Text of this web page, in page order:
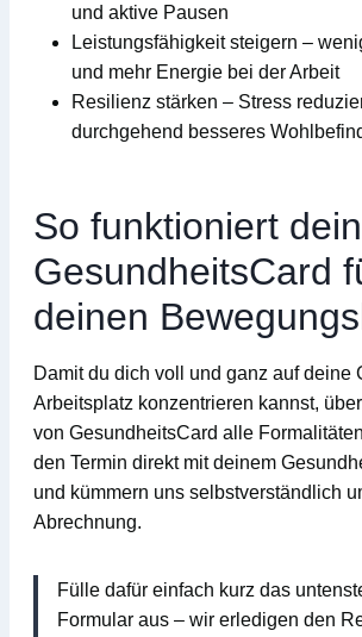
und aktive Pausen
Leistungsfähigkeit steigern –
und mehr Energie bei der Arbeit
Resilienz stärken – Stress
durchgehend besseres
So funktioniert
GesundheitsCard
deinen
Damit du dich voll und ganz auf deine
Arbeitsplatz konzentrieren kannst,
von GesundheitsCard alle Formalitäten
den Termin direkt mit deinem
und kümmern uns selbstverständlich
Abrechnung.
Fülle dafür einfach kurz das
Formular aus – wir erledigen den